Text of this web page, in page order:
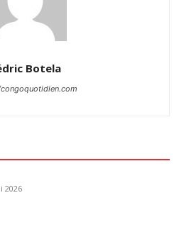
Botela
2026